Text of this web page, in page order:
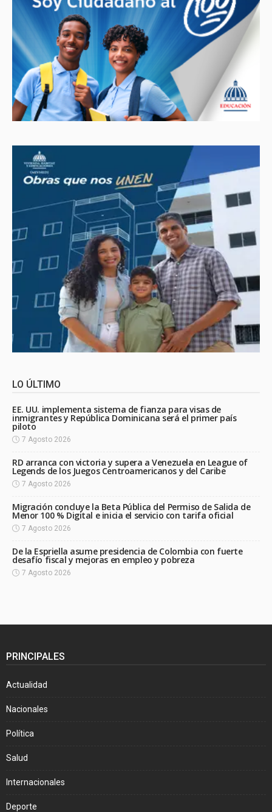
LO ÚLTIMO
EE. UU. implementa sistema de fianza para visas de
inmigrantes y República Dominicana será el primer país
piloto
7 Agosto 2026
RD arranca con victoria y supera a Venezuela en League of
Legends de los Juegos Centroamericanos y del Caribe
7 Agosto 2026
Migración concluye la Beta Pública del Permiso de Salida de
Menor 100 % Digital e inicia el servicio con tarifa oficial
7 Agosto 2026
De la Espriella asume presidencia de Colombia con fuerte
desafío fiscal y mejoras en empleo y pobreza
7 Agosto 2026
PRINCIPALES
Actualidad
Nacionales
Política
Salud
Internacionales
Deporte